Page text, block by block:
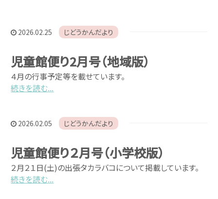
2026.02.25 じどうかんだより
児童館便り2月号（地域版）
４月の行事予定等を載せています。
続きを読む...
2026.02.05 じどうかんだより
児童館便り２月号（小学校版）
２月２１日(土)の出張タカラバコについて掲載しています。
続きを読む...